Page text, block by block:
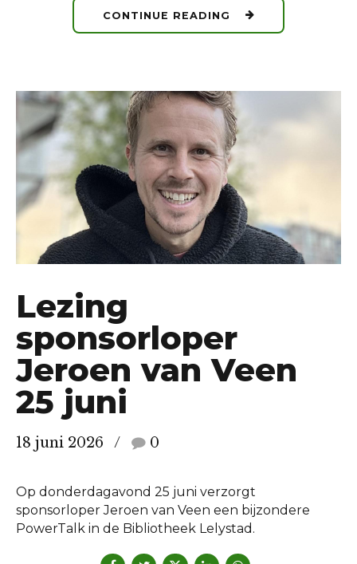
CONTINUE READING
Lezing
sponsorloper
Jeroen van Veen
25 juni
18 juni 2026 0
Op donderdagavond 25 juni verzorgt
sponsorloper Jeroen van Veen een bijzondere
PowerTalk in de Bibliotheek Lelystad.